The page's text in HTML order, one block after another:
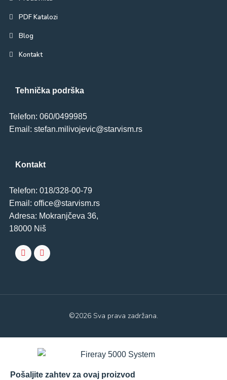
PDF Katalozi
Blog
Kontakt
Tehnička podrška
Telefon: 060/0499985
Email: stefan.milivojevic@starvism.rs
Kontakt
Telefon: 018/328-00-79
Email: office@starvism.rs
Adresa: Mokranjčeva 36,
18000 Niš
©2026 Sva prava zadržana.
Pošaljite zahtev za ovaj proizvod